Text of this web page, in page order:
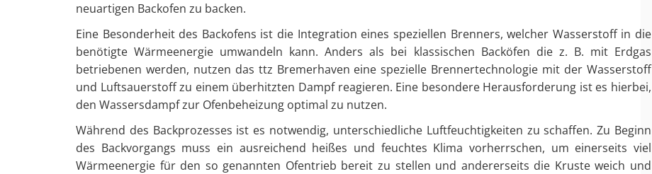
neuartigen Backofen zu backen.
Eine Besonderheit des Backofens ist die Integration eines speziellen Brenners, welcher Wasserstoff in die
benötigte Wärmeenergie umwandeln kann. Anders als bei klassischen Backöfen die z. B. mit Erdgas
betriebenen werden, nutzen das ttz Bremerhaven eine spezielle Brennertechnologie mit der Wasserstoff
und Luftsauerstoff zu einem überhitzten Dampf reagieren. Eine besondere Herausforderung ist es hierbei,
den Wassersdampf zur Ofenbeheizung optimal zu nutzen.
Während des Backprozesses ist es notwendig, unterschiedliche Luftfeuchtigkeiten zu schaffen. Zu Beginn
des Backvorgangs muss ein ausreichend heißes und feuchtes Klima vorherrschen, um einerseits viel
Wärmeenergie für den so genannten Ofentrieb bereit zu stellen und andererseits die Kruste weich und